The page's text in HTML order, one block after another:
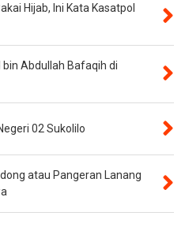
Hijab, Ini Kata Kasatpol
Abdullah Bafaqih di
02 Sukolilo
atau Pangeran Lanang